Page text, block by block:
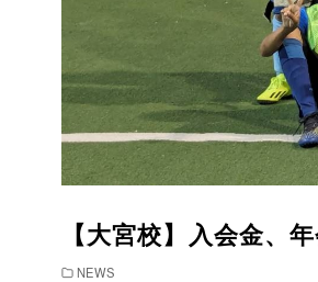
【大宮校】入会金、
NEWS